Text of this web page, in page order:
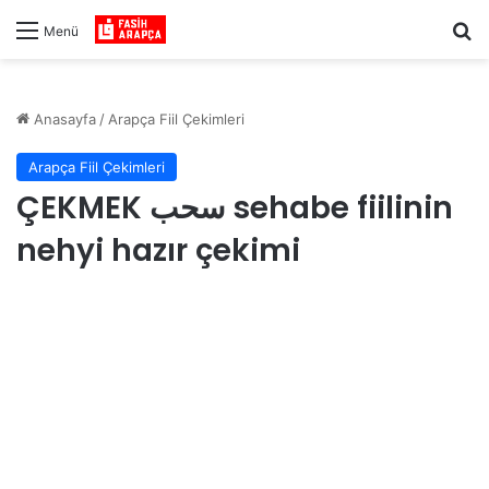
Menü
Anasayfa / Arapça Fiil Çekimleri
Arapça Fiil Çekimleri
ÇEKMEK سحب sehabe fiilinin
nehyi hazır çekimi